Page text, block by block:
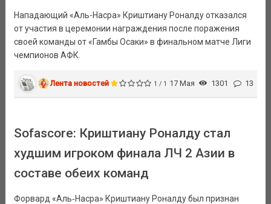
Нападающий «Аль-Насра» Криштиану Роналду отказался
от участия в церемонии награждения после поражения
своей команды от «Гамбы Осаки» в финальном матче Лиги
чемпионов АФК.
Лента новостей 1 / 1 17 Мая 1301 13
Sofascore: Криштиану Роналду стал
худшим игроком финала ЛЧ 2 Азии в
составе обеих команд
Форвард «Аль‑Насра» Криштиану Роналду был признан